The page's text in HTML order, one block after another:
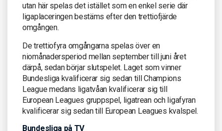
utan här spelas det istället som en enkel serie där
ligaplaceringen bestäms efter den trettiofjärde
omgången.
De trettiofyra omgångarna spelas över en
niomånadersperiod mellan september till juni året
därpå, sedan börjar slutspelet. Laget som vinner
Bundesliga kvalificerar sig sedan till Champions
League medans ligatvåan kvalificerar sig till
European Leagues gruppspel, ligatrean och ligafyran
kvalificerar sig sedan till European Leagues kvalspel.
Bundesliga på TV